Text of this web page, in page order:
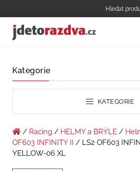
Kategorie
KATEGORIE
/ Racing / HELMY a BRÝLE /
OF603 INFINITY II
/ LS2 OF603
YELLOW-06 XL